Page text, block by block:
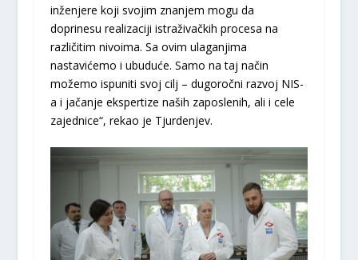
inženjere koji svojim znanjem mogu da
doprinesu realizaciji istraživačkih procesa na
različitim nivoima. Sa ovim ulaganjima
nastavićemo i ubuduće. Samo na taj način
možemo ispuniti svoj cilj – dugoročni razvoj NIS-
a i jačanje ekspertize naših zaposlenih, ali i cele
zajednice“, rekao je Tjurdenjev.